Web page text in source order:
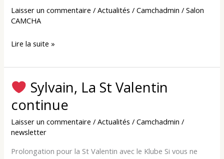
Laisser un commentaire /Actualités /Camchadmin/Salon
CAMCHA
Lire la suite »
Sylvain, La St Valentin
continue
Laisser un commentaire /Actualités /Camchadmin/
newsletter
Prolongation pour la St Valentin avec le Klube Si vous ne
La
St
continue